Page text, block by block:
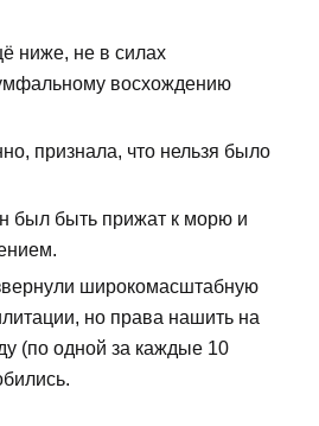
ниже, не в силах
восхождению
признала, что нельзя было
был быть прижат к морю и
широкомасштабную
но права нашить на
(по одной за каждые 10